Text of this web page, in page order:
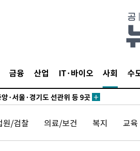
금융 산업 IT·바이오 사회 수
명 발생 1850명 사망
장 끼임 사망 관련 압수수색
·서울·경기도 선관위 등 9곳
원
승한 807.62개장
원/검찰 의료/보건 복지 교육